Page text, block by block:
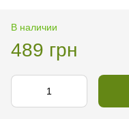
В наличии
489 грн